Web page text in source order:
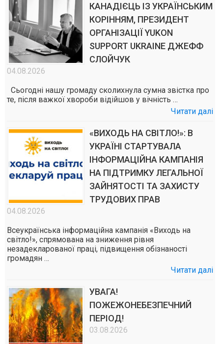
КАНАДІЄЦЬ ІЗ УКРАЇНСЬКИМ
КОРІННЯМ, ПРЕЗИДЕНТ
ОРГАНІЗАЦІЇ YUKON
SUPPORT UKRAINE ДЖЕФФ
СЛОЙЧУК
04.08.2026
Сьогодні нашу громаду сколихнула сумна звістка про
те, після важкої хвороби відійшов у вічність …
Читати далі
«ВИХОДЬ НА СВІТЛО!»: В
УКРАЇНІ СТАРТУВАЛА
ІНФОРМАЦІЙНА КАМПАНІЯ
НА ПІДТРИМКУ ЛЕГАЛЬНОЇ
ЗАЙНЯТОСТІ ТА ЗАХИСТУ
ТРУДОВИХ ПРАВ
04.08.2026
Всеукраїнська інформаційна кампанія «Виходь на
світло!», спрямована на зниження рівня
незадекларованої праці, підвищення обізнаності
громадян …
Читати далі
УВАГА!
ПОЖЕЖОНЕБЕЗПЕЧНИЙ
ПЕРІОД!
03.08.2026